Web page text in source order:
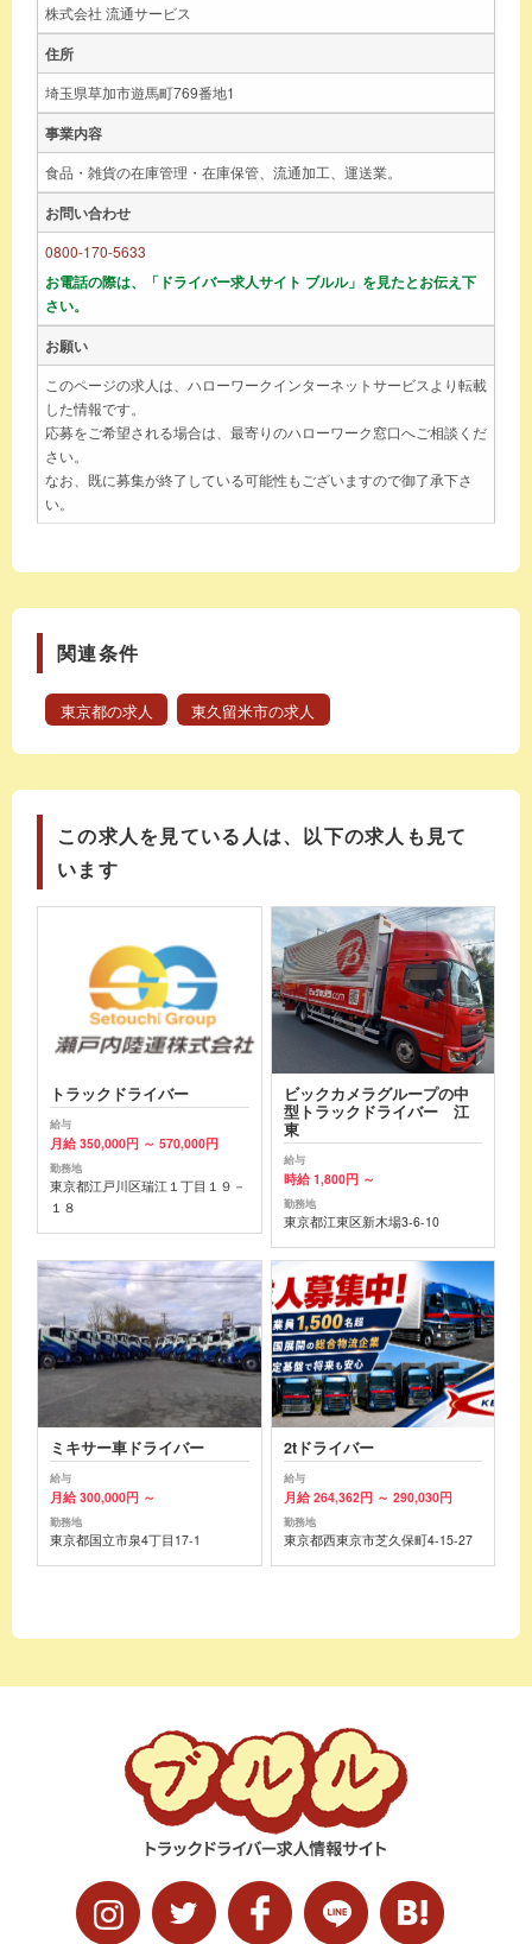
株式会社 流通サービス
住所
埼玉県草加市遊馬町769番地1
事業内容
食品・雑貨の在庫管理・在庫保管、流通加工、運送業。
お問い合わせ
0800-170-5633
お電話の際は、「ドライバー求人サイト ブルル」を見たとお伝え下
さい。
お願い
このページの求人は、ハローワークインターネットサービスより転載
した情報です。
応募をご希望される場合は、最寄りのハローワーク窓口へご相談くだ
さい。
なお、既に募集が終了している可能性もございますので御了承下さ
い。
関連条件
東京都の求人 東久留米市の求人
この求人を見ている人は、以下の求人も見て
います
トラックドライバー
給与
月給 350,000円 ～ 570,000円
勤務地
東京都江戸川区瑞江１丁目１９－
１８
ビックカメラグループの中
型トラックドライバー 江
東
給与
時給 1,800円 ～
勤務地
東京都江東区新木場3-6-10
ミキサー車ドライバー
給与
月給 300,000円 ～
勤務地
東京都国立市泉4丁目17-1
2tドライバー
給与
月給 264,362円 ～ 290,030円
勤務地
東京都西東京市芝久保町4-15-27